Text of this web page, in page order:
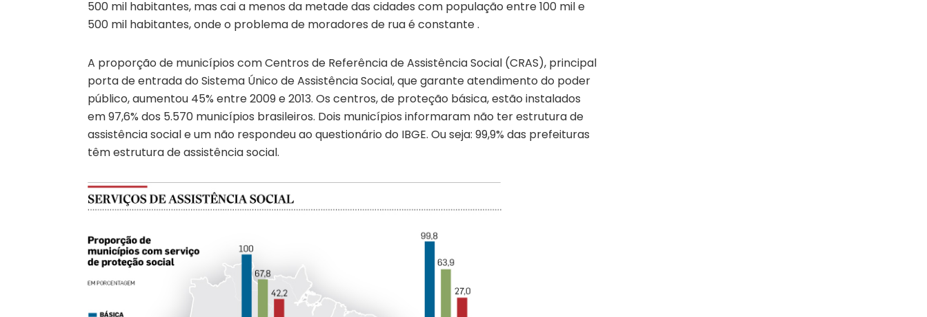
500 mil habitantes, mas cai a menos da metade das cidades com população entre 100 mil e
500 mil habitantes, onde o problema de moradores de rua é constante .
A proporção de municípios com Centros de Referência de Assistência Social (CRAS), principal
porta de entrada do Sistema Único de Assistência Social, que garante atendimento do poder
público, aumentou 45% entre 2009 e 2013. Os centros, de proteção básica, estão instalados
em 97,6% dos 5.570 municípios brasileiros. Dois municípios informaram não ter estrutura de
assistência social e um não respondeu ao questionário do IBGE. Ou seja: 99,9% das prefeituras
têm estrutura de assistência social.